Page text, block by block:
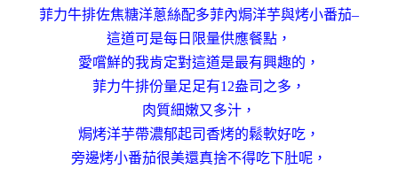
菲力牛排佐焦糖洋蔥絲配多菲內焗洋芋與烤小番茄–
這道可是每日限量供應餐點，
愛嚐鮮的我肯定對這道是最有興趣的，
菲力牛排份量足足有12盎司之多，
肉質細嫩又多汁，
焗烤洋芋帶濃郁起司香烤的鬆軟好吃，
旁邊烤小番茄很美還真捨不得吃下肚呢，